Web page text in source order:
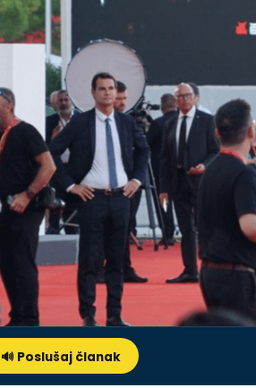
🔊 Poslušaj članak